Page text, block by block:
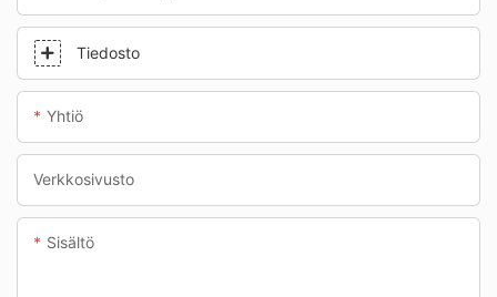
Tiedosto
Yhtiö
Verkkosivusto
Sisältö